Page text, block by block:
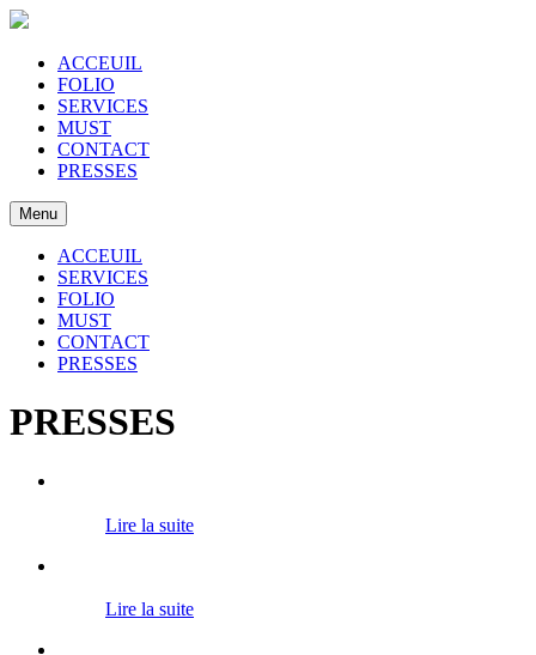
ACCEUIL
FOLIO
SERVICES
MUST
CONTACT
PRESSES
Menu
ACCEUIL
SERVICES
FOLIO
MUST
CONTACT
PRESSES
PRESSES
Lire la suite
Lire la suite